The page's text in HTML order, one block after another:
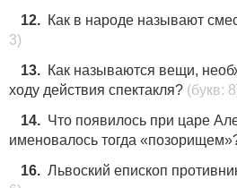
12. Как в народе называют
3)
13. Как называются вещи,
ходу действия спектакля? (букв:
14. Что появилось при царе
именовалось тогда
16. Львоский епископ